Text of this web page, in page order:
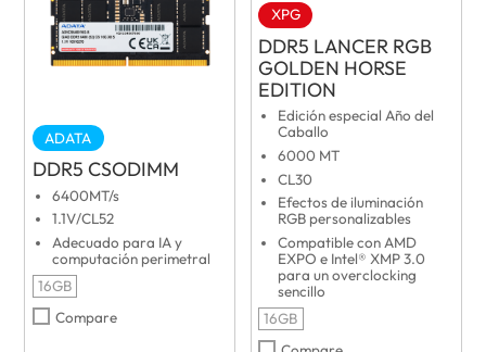
ADATA
DDR5 CSODIMM
6400MT/s
1.1V/CL52
Adecuado para IA y
computación perimetral
16GB
Compare
XPG
DDR5 LANCER RGB
GOLDEN HORSE
EDITION
Edición especial Año del
Caballo
6000 MT
CL30
Efectos de iluminación
RGB personalizables
Compatible con AMD
EXPO e Intel® XMP 3.0
para un overclocking
sencillo
16GB